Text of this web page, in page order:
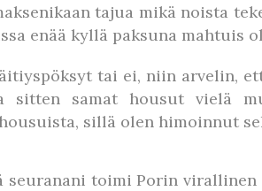
tajua mikä noista
enää kyllä paksuna mahtuis
tai ei, niin arvelin,
sitten samat housut vielä
sillä olen himoinnut
seuranani toimi Porin